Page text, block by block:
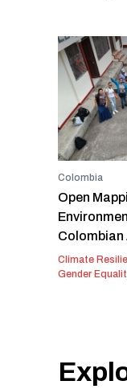
Colombia
Open
Colombian
Climate
Gender